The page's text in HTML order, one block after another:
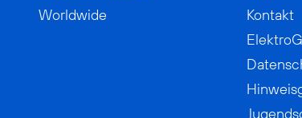
Worldwide
Kontakt